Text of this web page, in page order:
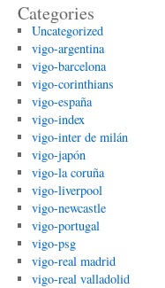
Categories
Uncategorized
vigo-argentina
vigo-barcelona
vigo-corinthians
vigo-españa
vigo-index
vigo-inter de milán
vigo-japón
vigo-la coruña
vigo-liverpool
vigo-newcastle
vigo-portugal
vigo-psg
vigo-real madrid
vigo-real valladolid